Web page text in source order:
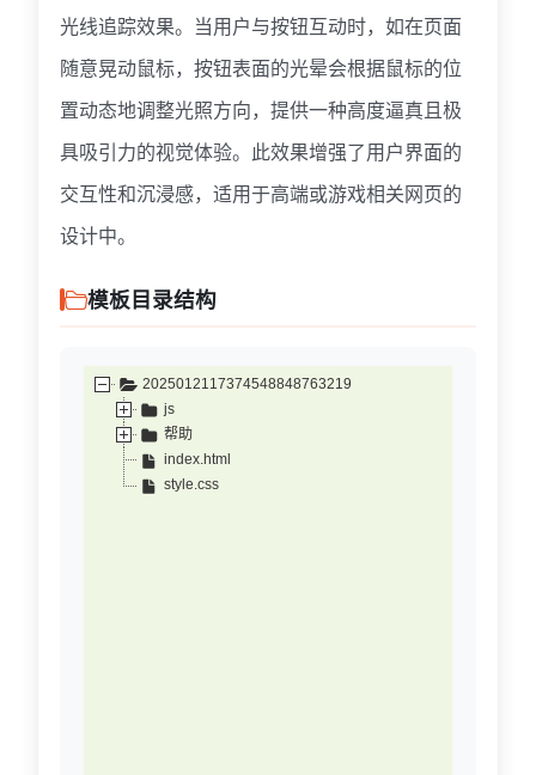
光线追踪效果。当用户与按钮互动时，如在页面
随意晃动鼠标，按钮表面的光晕会根据鼠标的位
置动态地调整光照方向，提供一种高度逼真且极
具吸引力的视觉体验。此效果增强了用户界面的
交互性和沉浸感，适用于高端或游戏相关网页的
设计中。
模板目录结构
2025012117374548848763219
js
帮助
index.html
style.css